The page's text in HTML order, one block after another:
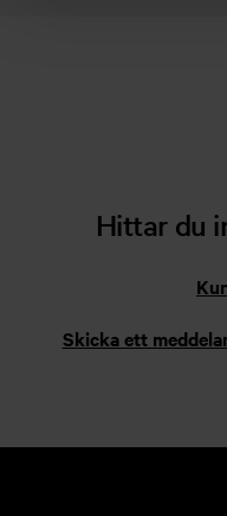
Hittar du
Skicka ett